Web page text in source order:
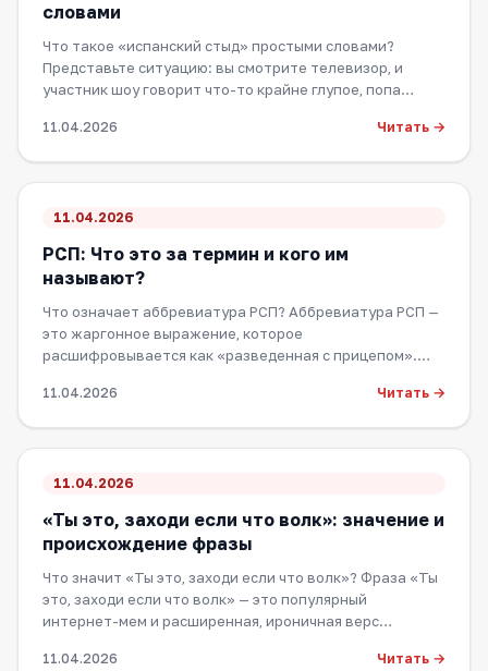
словами
Что такое «испанский стыд» простыми словами?
Представьте ситуацию: вы смотрите телевизор, и
участник шоу говорит что-то крайне глупое, попа…
11.04.2026 Читать →
11.04.2026
РСП: Что это за термин и кого им
называют?
Что означает аббревиатура РСП? Аббревиатура РСП —
это жаргонное выражение, которое
расшифровывается как «разведенная с прицепом».
11.04.2026 Читать →
11.04.2026
«Ты это, заходи если что волк»: значение и
происхождение фразы
Что значит «Ты это, заходи если что волк»? Фраза «Ты
это, заходи если что волк» — это популярный
интернет-мем и расширенная, ироничная верс…
11.04.2026 Читать →